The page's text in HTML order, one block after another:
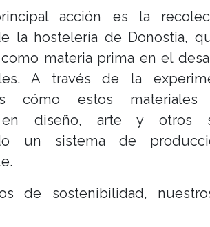
acción es la
la hostelería de Donostia,
materia prima en el
A través de la
cómo estos materiales
en diseño, arte y otros
un sistema de
de sostenibilidad,